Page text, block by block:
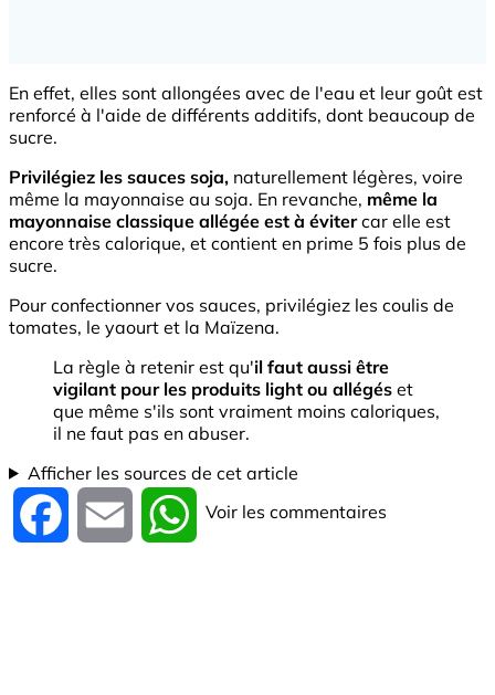
En effet, elles sont allongées avec de l'eau et leur goût est
renforcé à l'aide de différents additifs, dont beaucoup de
sucre.
Privilégiez les sauces soja, naturellement légères, voire
même la mayonnaise au soja. En revanche, même la
mayonnaise classique allégée est à évitercar elle est
encore très calorique, et contient en prime 5 fois plus de
sucre.
Pour confectionner vos sauces, privilégiez les coulis de
tomates, le yaourt et la Maïzena.
La règle à retenir est qu'il faut aussi être
vigilant pour les produits light ou allégés et
que même s'ils sont vraiment moins caloriques,
il ne faut pas en abuser.
Afficher les sources de cet article
Facebook Email WhatsApp
Voir les commentaires